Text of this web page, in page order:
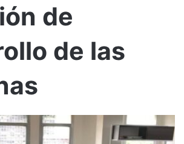
de
de las